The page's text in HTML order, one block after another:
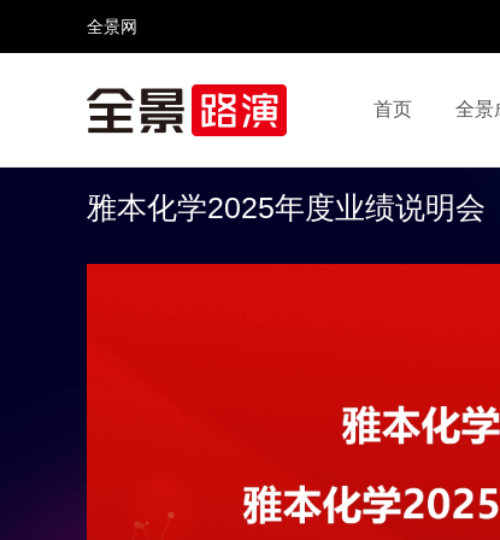
全景网
视频号 全景网官微 微信公众号 头条号
首页 全景
雅本化学2025年度业绩说明会